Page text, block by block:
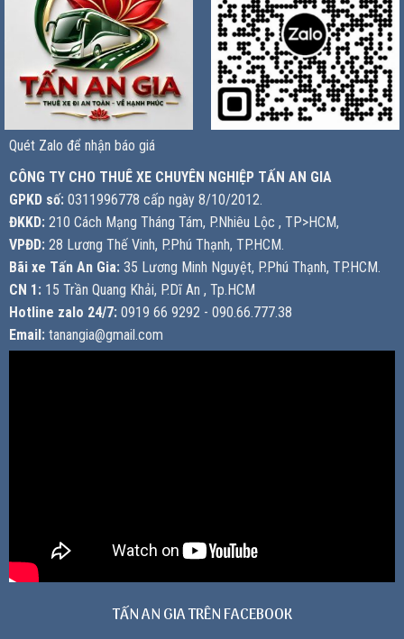
Quét Zalo để nhận báo giá
CÔNG TY CHO THUÊ XE CHUYÊN NGHIỆP TẤN AN GIA
GPKD số: 0311996778 cấp ngày 8/10/2012.
ĐKKD: 210 Cách Mạng Tháng Tám, P.Nhiêu Lộc , TP>HCM,
VPĐD: 28 Lương Thế Vinh, P.Phú Thạnh, TP.HCM.
Bãi xe Tấn An Gia: 35 Lương Minh Nguyệt, P.Phú Thạnh, TP.HCM.
CN 1: 15 Trần Quang Khải, P.Dĩ An , Tp.HCM
Hotline zalo 24/7: 0919 66 9292 - 090.66.777.38
Email: tanangia@gmail.com
TẤN AN GIA TRÊN FACEBOOK